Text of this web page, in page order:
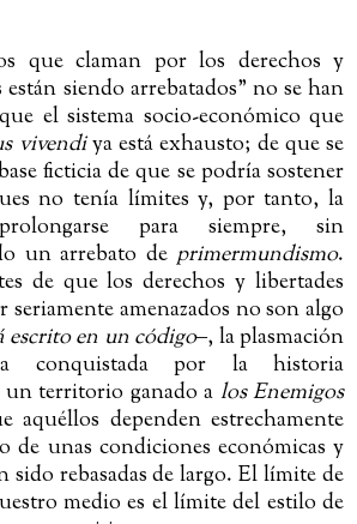
que claman por los derechos y
siendo arrebatados” no se han
el sistema socio-económico que
vivendiya está exhausto; de que se
ficticia de que se podría sostener
no tenía límites y, por tanto, la
para siempre, sin
un arrebato de primermundismo.
de que los derechos y libertades
seriamente amenazados no son algo
escrito en un código‒, la plasmación
conquistada por la historia
un territorio ganado a los Enemigos
aquéllos dependen estrechamente
de unas condiciones económicas y
sido rebasadas de largo. El límite de
medio es el límite del estilo de